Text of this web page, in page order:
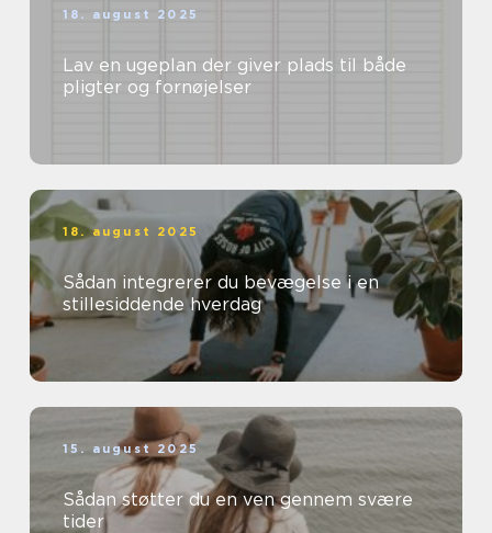
18. august 2025
Lav en ugeplan der giver plads til både
pligter og fornøjelser
18. august 2025
Sådan integrerer du bevægelse i en
stillesiddende hverdag
15. august 2025
Sådan støtter du en ven gennem svære
tider